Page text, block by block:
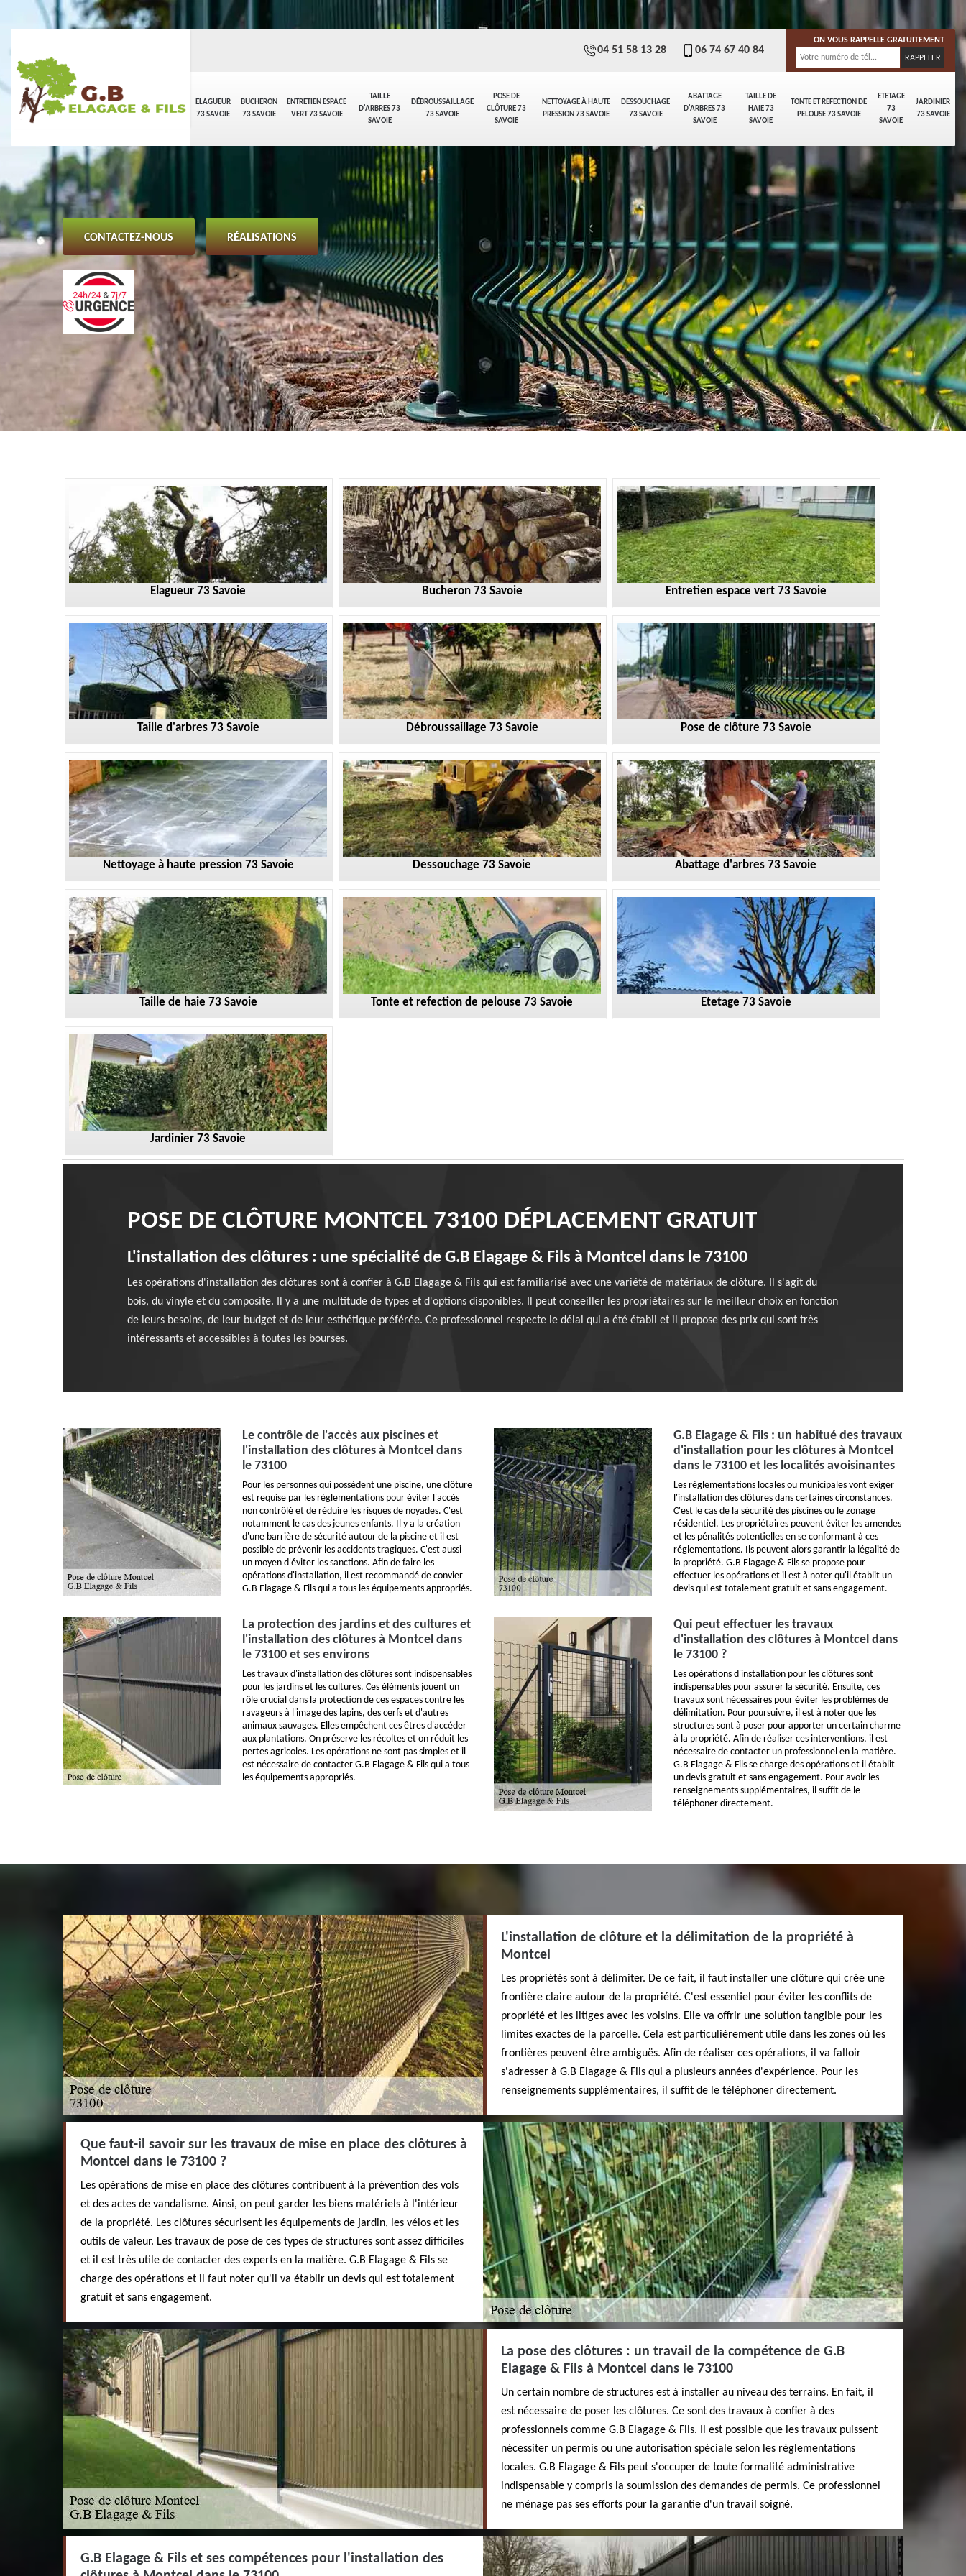
ELAGUEUR
73 SAVOIE
BUCHERON
73 SAVOIE
ENTRETIEN ESPACE
VERT 73 SAVOIE
TAILLE
D'ARBRES 73
SAVOIE
DÉBROUSSAILLAGE
73 SAVOIE
POSE DE
CLÔTURE 73
SAVOIE
NETTOYAGE À HAUTE
PRESSION 73 SAVOIE
DESSOUCHAGE
73 SAVOIE
ABATTAGE
D'ARBRES 73
SAVOIE
TAILLE DE
HAIE 73
SAVOIE
TONTE ET REFECTION DE
PELOUSE 73 SAVOIE
ETETAGE
73
SAVOIE
JARDINIER
73 SAVOIE
04 51 58 13 28 06 74 67 40 84
ON VOUS RAPPELLE GRATUITEMENT
CONTACTEZ-NOUS RÉALISATIONS
Elagueur 73 Savoie Bucheron 73 Savoie Entretien espace vert 73 Savoie
Taille d'arbres 73 Savoie Débroussaillage 73 Savoie Pose de clôture 73 Savoie
Nettoyage à haute pression 73 Savoie Dessouchage 73 Savoie Abattage d'arbres 73 Savoie
Taille de haie 73 Savoie Tonte et refection de pelouse 73 Savoie Etetage 73 Savoie
Jardinier 73 Savoie
POSE DE CLÔTURE MONTCEL 73100 DÉPLACEMENT GRATUIT
L'installation des clôtures : une spécialité de G.B Elagage & Fils à Montcel dans le 73100
Les opérations d'installation des clôtures sont à confier à G.B Elagage & Fils qui est familiarisé avec une variété de matériaux de clôture. Il s'agit du
bois, du vinyle et du composite. Il y a une multitude de types et d'options disponibles. Il peut conseiller les propriétaires sur le meilleur choix en fonction
de leurs besoins, de leur budget et de leur esthétique préférée. Ce professionnel respecte le délai qui a été établi et il propose des prix qui sont très
intéressants et accessibles à toutes les bourses.
Le contrôle de l'accès aux piscines et
l'installation des clôtures à Montcel dans
le 73100
Pour les personnes qui possèdent une piscine, une clôture
est requise par les règlementations pour éviter l'accès
non contrôlé et de réduire les risques de noyades. C'est
notamment le cas des jeunes enfants. Il y a la création
d'une barrière de sécurité autour de la piscine et il est
possible de prévenir les accidents tragiques. C'est aussi
un moyen d'éviter les sanctions. Afin de faire les
opérations d'installation, il est recommandé de convier
G.B Elagage & Fils qui a tous les équipements appropriés.
G.B Elagage & Fils : un habitué des travaux
d'installation pour les clôtures à Montcel
dans le 73100 et les localités avoisinantes
Les règlementations locales ou municipales vont exiger
l'installation des clôtures dans certaines circonstances.
C'est le cas de la sécurité des piscines ou le zonage
résidentiel. Les propriétaires peuvent éviter les amendes
et les pénalités potentielles en se conformant à ces
réglementations. Ils peuvent alors garantir la légalité de
la propriété. G.B Elagage & Fils se propose pour
effectuer les opérations et il est à noter qu'il établit un
devis qui est totalement gratuit et sans engagement.
La protection des jardins et des cultures et
l'installation des clôtures à Montcel dans
le 73100 et ses environs
Les travaux d'installation des clôtures sont indispensables
pour les jardins et les cultures. Ces éléments jouent un
rôle crucial dans la protection de ces espaces contre les
ravageurs à l'image des lapins, des cerfs et d'autres
animaux sauvages. Elles empêchent ces êtres d'accéder
aux plantations. On préserve les récoltes et on réduit les
pertes agricoles. Les opérations ne sont pas simples et il
est nécessaire de contacter G.B Elagage & Fils qui a tous
les équipements appropriés.
Qui peut effectuer les travaux
d'installation des clôtures à Montcel dans
le 73100 ?
Les opérations d'installation pour les clôtures sont
indispensables pour assurer la sécurité. Ensuite, ces
travaux sont nécessaires pour éviter les problèmes de
délimitation. Pour poursuivre, il est à noter que les
structures sont à poser pour apporter un certain charme
à la propriété. Afin de réaliser ces interventions, il est
nécessaire de contacter un professionnel en la matière.
G.B Elagage & Fils se charge des opérations et il établit
un devis gratuit et sans engagement. Pour avoir les
renseignements supplémentaires, il suffit de le
téléphoner directement.
L'installation de clôture et la délimitation de la propriété à
Montcel
Les propriétés sont à délimiter. De ce fait, il faut installer une clôture qui crée une
frontière claire autour de la propriété. C'est essentiel pour éviter les conflits de
propriété et les litiges avec les voisins. Elle va offrir une solution tangible pour les
limites exactes de la parcelle. Cela est particulièrement utile dans les zones où les
frontières peuvent être ambiguës. Afin de réaliser ces opérations, il va falloir
s'adresser à G.B Elagage & Fils qui a plusieurs années d'expérience. Pour les
renseignements supplémentaires, il suffit de le téléphoner directement.
Que faut-il savoir sur les travaux de mise en place des clôtures à
Montcel dans le 73100 ?
Les opérations de mise en place des clôtures contribuent à la prévention des vols
et des actes de vandalisme. Ainsi, on peut garder les biens matériels à l'intérieur
de la propriété. Les clôtures sécurisent les équipements de jardin, les vélos et les
outils de valeur. Les travaux de pose de ces types de structures sont assez difficiles
et il est très utile de contacter des experts en la matière. G.B Elagage & Fils se
charge des opérations et il faut noter qu'il va établir un devis qui est totalement
gratuit et sans engagement.
La pose des clôtures : un travail de la compétence de G.B
Elagage & Fils à Montcel dans le 73100
Un certain nombre de structures est à installer au niveau des terrains. En fait, il
est nécessaire de poser les clôtures. Ce sont des travaux à confier à des
professionnels comme G.B Elagage & Fils. Il est possible que les travaux puissent
nécessiter un permis ou une autorisation spéciale selon les règlementations
locales. G.B Elagage & Fils peut s'occuper de toute formalité administrative
indispensable y compris la soumission des demandes de permis. Ce professionnel
ne ménage pas ses efforts pour la garantie d'un travail soigné.
G.B Elagage & Fils et ses compétences pour l'installation des